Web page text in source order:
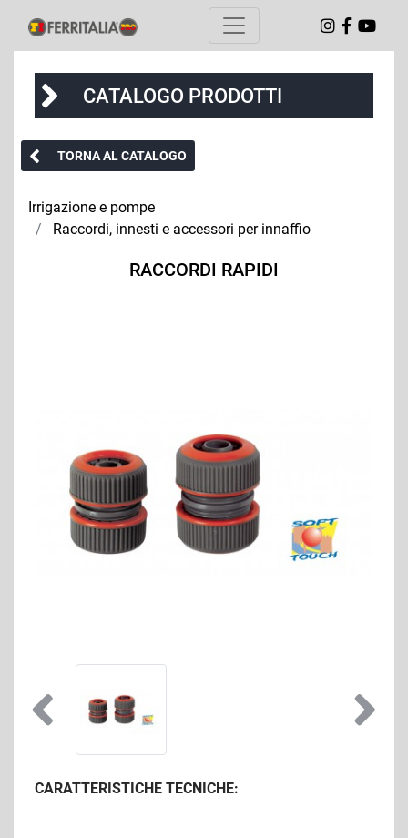
CATALOGO PRODOTTI
TORNA AL CATALOGO
Irrigazione e pompe
Raccordi, innesti e accessori per innaffio
RACCORDI RAPIDI
CARATTERISTICHE TECNICHE: